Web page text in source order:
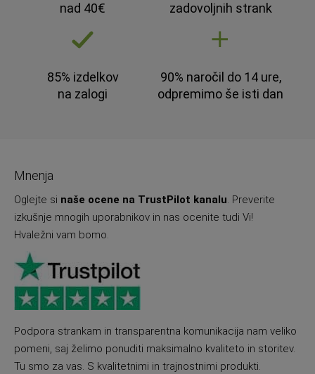
nad 40€
zadovoljnih strank
85% izdelkov
na zalogi
90% naročil do 14 ure,
odpremimo še isti dan
Mnenja
Oglejte si naše ocene na TrustPilot kanalu. Preverite
izkušnje mnogih uporabnikov in nas ocenite tudi Vi!
Hvaležni vam bomo.
Podpora strankam in transparentna komunikacija nam veliko
pomeni, saj želimo ponuditi maksimalno kvaliteto in storitev.
Tu smo za vas. S kvalitetnimi in trajnostnimi produkti.